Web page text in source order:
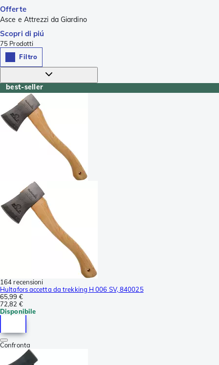
Offerte
Asce e Attrezzi da Giardino
Scopri di piú
75 Prodotti
Filtro
best-seller
164 recensioni
Hultafors accetta da trekking H 006 SV, 840025
65,99 €
72,82 €
Disponibile
Confronta